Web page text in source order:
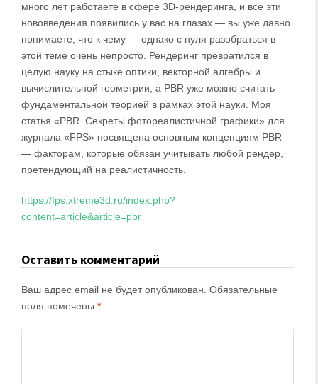
много лет работаете в сфере 3D-рендеринга, и все эти
нововведения появились у вас на глазах — вы уже давно
понимаете, что к чему — однако с нуля разобраться в
этой теме очень непросто. Рендеринг превратился в
целую науку на стыке оптики, векторной алгебры и
вычислительной геометрии, а PBR уже можно считать
фундаментальной теорией в рамках этой науки. Моя
статья «PBR. Секреты фотореалистичной графики» для
журнала «FPS» посвящена основным концепциям PBR
— факторам, которые обязан учитывать любой рендер,
претендующий на реалистичность.
https://fps.xtreme3d.ru/index.php?
content=article&article=pbr
Оставить комментарий
Ваш адрес email не будет опубликован. Обязательные
поля помечены *